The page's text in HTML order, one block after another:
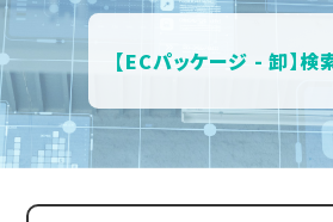
【ECパッケージ - 卸】検